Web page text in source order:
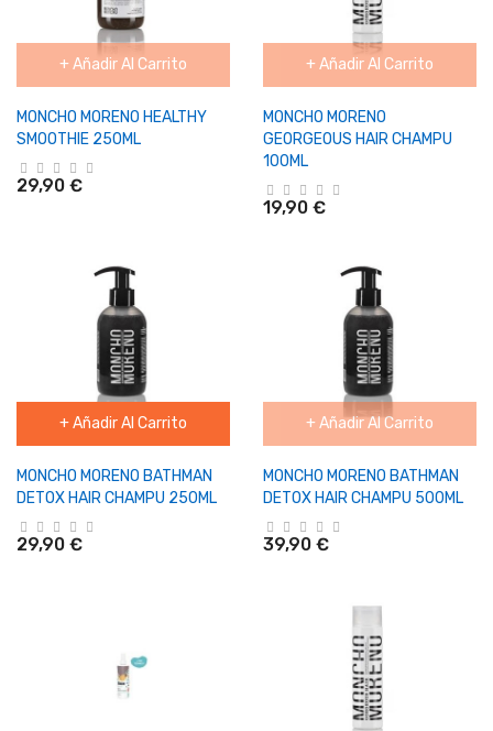
+ Añadir Al Carrito
MONCHO MORENO HEALTHY
SMOOTHIE 250ML
29,90 €
+ Añadir Al Carrito
MONCHO MORENO
GEORGEOUS HAIR CHAMPU
100ML
19,90 €
+ Añadir Al Carrito
MONCHO MORENO BATHMAN
DETOX HAIR CHAMPU 250ML
29,90 €
+ Añadir Al Carrito
MONCHO MORENO BATHMAN
DETOX HAIR CHAMPU 500ML
39,90 €